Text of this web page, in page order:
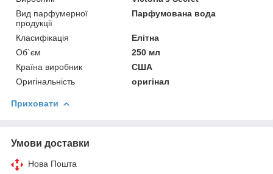
Вид парфумерної
продукції
Парфумована вода
Класифікація
Елітна
Об`єм
250 мл
Країна виробник
США
Оригінальність
оригінал
Приховати
Умови доставки
Нова Пошта